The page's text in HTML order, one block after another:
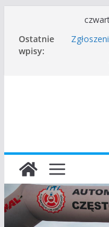
treści
Ostatnie
wpisy:
45 Rajd
I
Miasta